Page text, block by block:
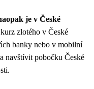
je v České
zlotého v České
banky nebo v mobilní
navštívit pobočku České